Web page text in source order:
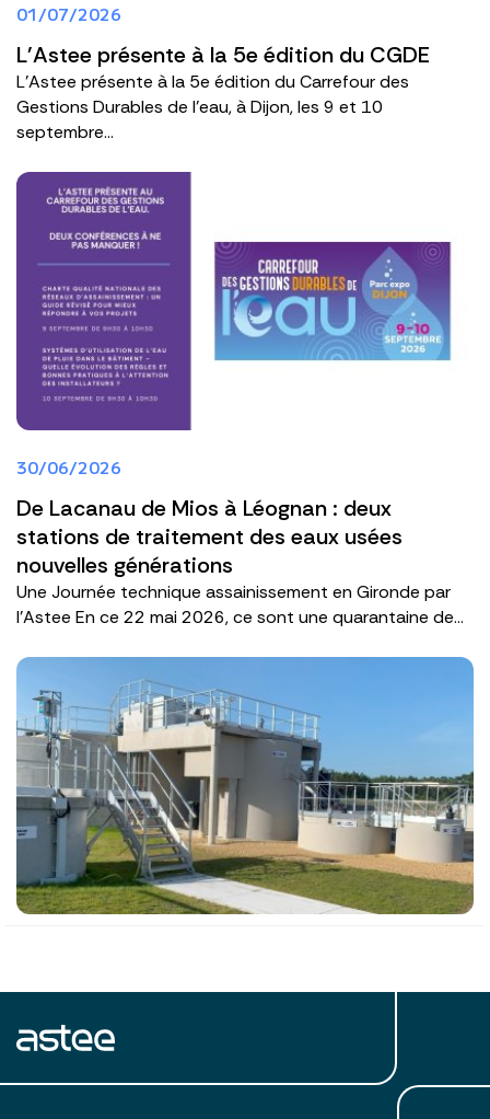
01/07/2026
L'Astee présente à la 5e édition du CGDE
L'Astee présente à la 5e édition du Carrefour des
Gestions Durables de l'eau, à Dijon, les 9 et 10
septembre...
30/06/2026
De Lacanau de Mios à Léognan : deux
stations de traitement des eaux usées
nouvelles générations
Une Journée technique assainissement en Gironde par
l'Astee En ce 22 mai 2026, ce sont une quarantaine de...